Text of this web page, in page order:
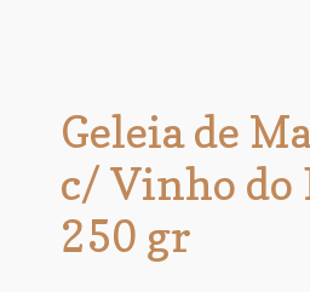
Geleia de
c/ Vinho do
250 gr